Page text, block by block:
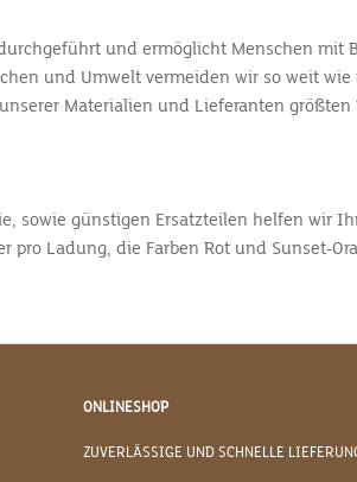
und ermöglicht Menschen
und Umwelt vermeiden wir so weit
Materialien und Lieferanten größten
sowie günstigen Ersatzteilen helfen wir
pro Ladung, die Farben Rot und Sunset-
ONLINESHOP
ZUVERLÄSSIGE UND SCHNELLE